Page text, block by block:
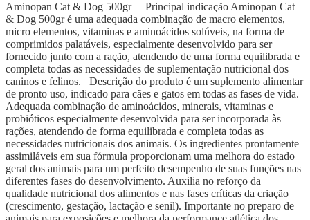
Aminopan Cat & Dog 500gr Principal indicação Aminopan Cat
& Dog 500gr é uma adequada combinação de macro elementos,
micro elementos, vitaminas e aminoácidos solúveis, na forma de
comprimidos palatáveis, especialmente desenvolvido para ser
fornecido junto com a ração, atendendo de uma forma equilibrada e
completa todas as necessidades de suplementação nutricional dos
caninos e felinos. Descrição do produto é um suplemento alimentar
de pronto uso, indicado para cães e gatos em todas as fases de vida.
Adequada combinação de aminoácidos, minerais, vitaminas e
probióticos especialmente desenvolvida para ser incorporada às
rações, atendendo de forma equilibrada e completa todas as
necessidades nutricionais dos animais. Os ingredientes prontamente
assimiláveis em sua fórmula proporcionam uma melhora do estado
geral dos animais para um perfeito desempenho de suas funções nas
diferentes fases do desenvolvimento. Auxilia no reforço da
qualidade nutricional dos alimentos e nas fases críticas da criação
(crescimento, gestação, lactação e senil). Importante no preparo de